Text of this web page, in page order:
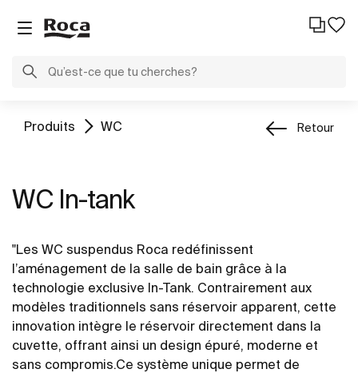
Produits WC Retour
WC In-tank
"Les WC suspendus Roca redéfinissent
l’aménagement de la salle de bain grâce à la
technologie exclusive In-Tank. Contrairement aux
modèles traditionnels sans réservoir apparent, cette
innovation intègre le réservoir directement dans la
cuvette, offrant ainsi un design épuré, moderne et
sans compromis.Ce système unique permet de